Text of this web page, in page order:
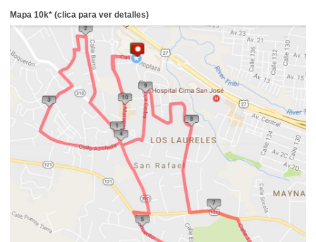
Mapa 10k* (clica para ver detalles)